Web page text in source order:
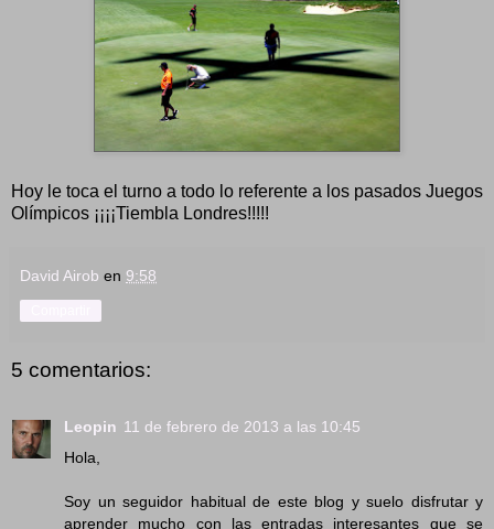
Hoy le toca el turno a todo lo referente a los pasados Juegos
Olímpicos ¡¡¡¡Tiembla Londres!!!!!
David Airob en 9:58
5 comentarios:
Leopin 11 de febrero de 2013 a las 10:45
Hola,
Soy un seguidor habitual de este blog y suelo disfrutar y
aprender mucho con las entradas interesantes que se